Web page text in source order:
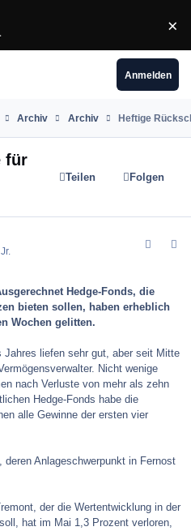
. ×
Anmelden
Archiv Archiv Heftige
für
Teilen Folgen
Hedge-Fonds, die
bieten sollen, haben erheblich
Wochen gelitten.
Jahres liefen sehr gut, aber seit Mitte
Nicht wenige
nach Verluste von mehr als zehn
Hedge-Fonds habe die
alle Gewinne der ersten vier
Anlageschwerpunkt in Fernost
der die Wertentwicklung in der
hat im Mai 1,3 Prozent verloren,